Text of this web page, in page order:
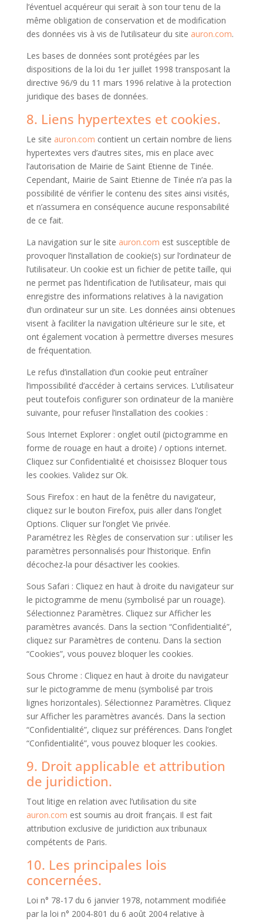
l’éventuel acquéreur qui serait à son tour tenu de la
même obligation de conservation et de modification
des données vis à vis de l’utilisateur du site auron.com.
Les bases de données sont protégées par les
dispositions de la loi du 1er juillet 1998 transposant la
directive 96/9 du 11 mars 1996 relative à la protection
juridique des bases de données.
8. Liens hypertextes et cookies.
Le site auron.com contient un certain nombre de liens
hypertextes vers d’autres sites, mis en place avec
l’autorisation de Mairie de Saint Etienne de Tinée.
Cependant, Mairie de Saint Etienne de Tinée n’a pas la
possibilité de vérifier le contenu des sites ainsi visités,
et n’assumera en conséquence aucune responsabilité
de ce fait.
La navigation sur le site auron.com est susceptible de
provoquer l’installation de cookie(s) sur l’ordinateur de
l’utilisateur. Un cookie est un fichier de petite taille, qui
ne permet pas l’identification de l’utilisateur, mais qui
enregistre des informations relatives à la navigation
d’un ordinateur sur un site. Les données ainsi obtenues
visent à faciliter la navigation ultérieure sur le site, et
ont également vocation à permettre diverses mesures
de fréquentation.
Le refus d’installation d’un cookie peut entraîner
l’impossibilité d’accéder à certains services. L’utilisateur
peut toutefois configurer son ordinateur de la manière
suivante, pour refuser l’installation des cookies :
Sous Internet Explorer : onglet outil (pictogramme en
forme de rouage en haut a droite) / options internet.
Cliquez sur Confidentialité et choisissez Bloquer tous
les cookies. Validez sur Ok.
Sous Firefox : en haut de la fenêtre du navigateur,
cliquez sur le bouton Firefox, puis aller dans l’onglet
Options. Cliquer sur l’onglet Vie privée.
Paramétrez les Règles de conservation sur : utiliser les
paramètres personnalisés pour l’historique. Enfin
décochez-la pour désactiver les cookies.
Sous Safari : Cliquez en haut à droite du navigateur sur
le pictogramme de menu (symbolisé par un rouage).
Sélectionnez Paramètres. Cliquez sur Afficher les
paramètres avancés. Dans la section “Confidentialité”,
cliquez sur Paramètres de contenu. Dans la section
“Cookies”, vous pouvez bloquer les cookies.
Sous Chrome : Cliquez en haut à droite du navigateur
sur le pictogramme de menu (symbolisé par trois
lignes horizontales). Sélectionnez Paramètres. Cliquez
sur Afficher les paramètres avancés. Dans la section
“Confidentialité”, cliquez sur préférences. Dans l’onglet
“Confidentialité”, vous pouvez bloquer les cookies.
9. Droit applicable et attribution
de juridiction.
Tout litige en relation avec l’utilisation du site
auron.com est soumis au droit français. Il est fait
attribution exclusive de juridiction aux tribunaux
compétents de Paris.
10. Les principales lois
concernées.
Loi n° 78-17 du 6 janvier 1978, notamment modifiée
par la loi n° 2004-801 du 6 août 2004 relative à